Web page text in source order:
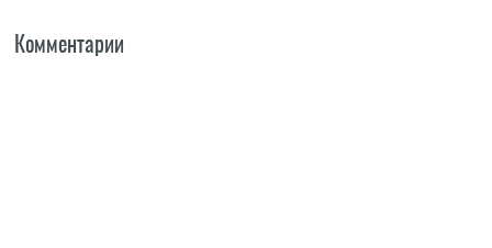
Комментарии